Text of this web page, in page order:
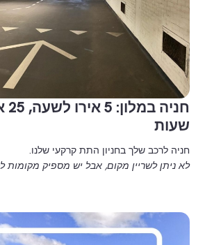
שעות
חניה לרכב שלך בחניון התת קרקעי שלנו.
לא ניתן לשריין מקום, אבל יש מספיק מקומות